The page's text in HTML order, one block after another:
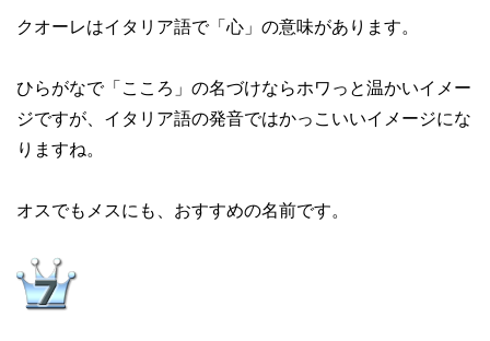
クオーレはイタリア語で「心」の意味があります。
ひらがなで「こころ」の名づけならホワっと温かいイメー
ジですが、イタリア語の発音ではかっこいいイメージにな
りますね。
オスでもメスにも、おすすめの名前です。